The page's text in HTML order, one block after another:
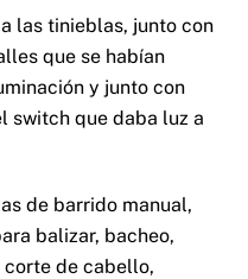
las tinieblas, junto con
que se habían
y junto con
switch que daba luz a
de barrido manual,
balizar, bacheo,
corte de cabello,